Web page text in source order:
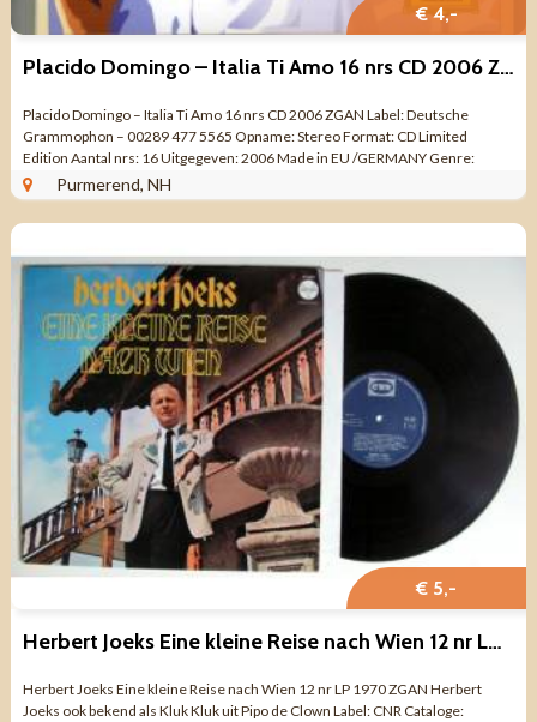
€ 4,-
Placido Domingo – Italia Ti Amo 16 nrs CD 2006 ZGAN
Placido Domingo – Italia Ti Amo 16 nrs CD 2006 ZGAN Label: Deutsche
Grammophon – 00289 477 5565 Opname: Stereo Format: CD Limited
Edition Aantal nrs: 16 Uitgegeven: 2006 Made in EU /GERMANY Genre:
KLASSIEK ROMANTIC ...
Purmerend, NH
€ 5,-
Herbert Joeks Eine kleine Reise nach Wien 12 nr LP 1970 ZGAN
Herbert Joeks Eine kleine Reise nach Wien 12 nr LP 1970 ZGAN Herbert
Joeks ook bekend als Kluk Kluk uit Pipo de Clown Label: CNR Cataloge: